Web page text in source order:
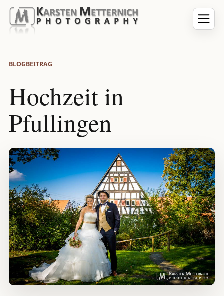
BLOGBEITRAG
Hochzeit in
Pfullingen